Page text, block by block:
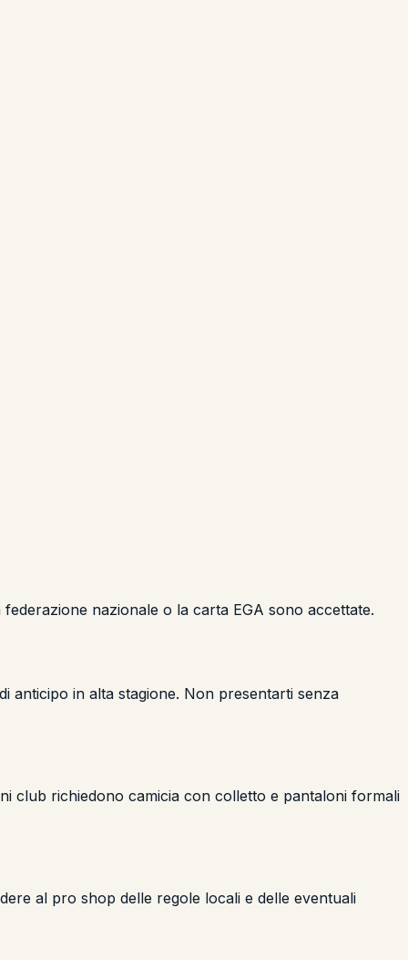
nazionale o la carta EGA sono accettate.
anticipo in alta stagione. Non presentarti senza
club richiedono camicia con colletto e pantaloni formali
al pro shop delle regole locali e delle eventuali